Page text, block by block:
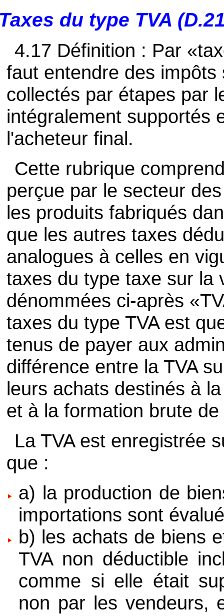
du type TVA
4.17 Définition : Par
faut entendre des
collectés par étapes par
intégralement supportés
l'acheteur final.
Cette rubrique
perçue par le secteur
les produits fabriqués
que les autres taxes
analogues à celles en
taxes du type taxe sur la
dénommées ci-après
taxes du type TVA est
tenus de payer aux
différence entre la TVA
leurs achats destinés à
et à la formation brute
La TVA est enregistrée
que :
a) la production de
importations sont
b) les achats de biens
TVA non déductible
comme si elle était
non par les vendeurs,